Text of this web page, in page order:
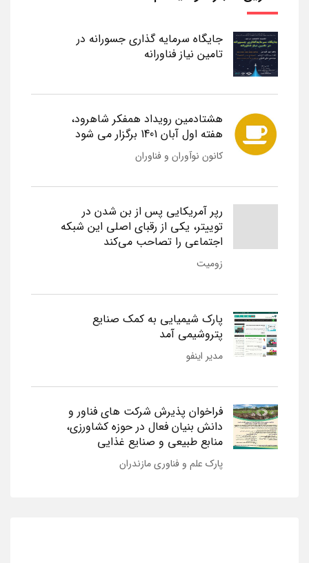
جایگاه سرمایه گذاری جسورانه در
تامین نیاز فناورانه
هشتادمین رویداد همفکر شاهرود،
هفته اول آبان 1401 برگزار می شود
کانون نوآوران و فناوران
رپر آمریکایی پس از بن شدن در
توییتر، یکی از رقبای اصلی این شبکه
اجتماعی را تصاحب می‌کند
زومیت
پارک شیمیایی به کمک صنایع
پتروشیمی آمد
مدیر اینفو
فراخوان پذیرش شرکت های فناور و
دانش بنیان فعال در حوزه کشاورزی،
منابع طبیعی و صنایع غذایی
پارک علم و فناوری مازندران